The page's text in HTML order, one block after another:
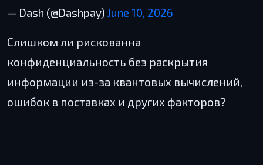
— Dash (@Dashpay) June 10, 2026
Слишком ли рискованна
конфиденциальность без раскрытия
информации из-за квантовых вычислений,
ошибок в поставках и других факторов?